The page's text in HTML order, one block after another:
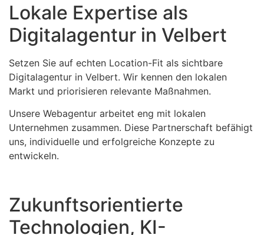
Lokale Expertise als
Digitalagentur in Velbert
Setzen Sie auf echten Location-Fit als sichtbare
Digitalagentur in Velbert. Wir kennen den lokalen
Markt und priorisieren relevante Maßnahmen.
Unsere Webagentur arbeitet eng mit lokalen
Unternehmen zusammen. Diese Partnerschaft befähigt
uns, individuelle und erfolgreiche Konzepte zu
entwickeln.
Zukunftsorientierte
Technologien, KI-